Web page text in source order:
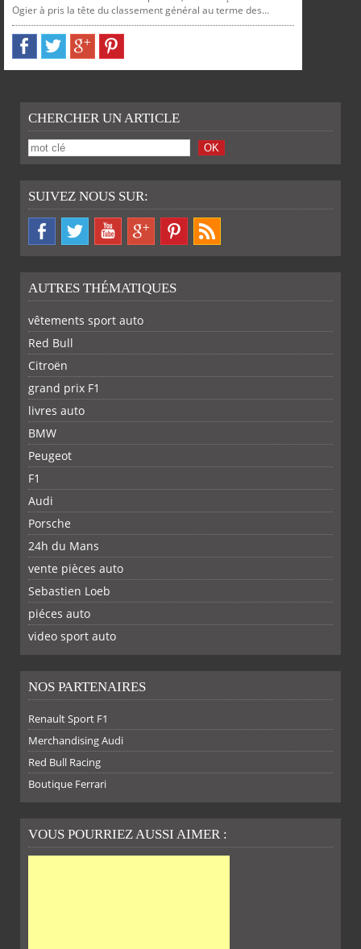
SUR SUR SUR
Ogier à pris la tête du classement général au terme des...
PARTAGERPARTAGER
CHERCHER UN ARTICLE
SUIVEZ NOUS SUR:
FACEBOOKTWITTER
AUTRES THÉMATIQUES
vêtements sport auto
Red Bull
Citroën
grand prix F1
livres auto
BMW
Peugeot
F1
Audi
Porsche
24h du Mans
vente pièces auto
Sebastien Loeb
piéces auto
video sport auto
NOS PARTENAIRES
Renault Sport F1
Merchandising Audi
Red Bull Racing
Boutique Ferrari
VOUS POURRIEZ AUSSI AIMER :